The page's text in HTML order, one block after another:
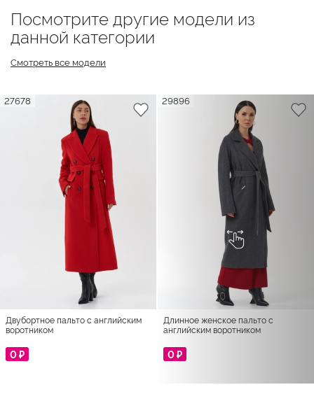
Посмотрите другие модели из
данной категории
Смотреть все модели
27678
Двубортное пальто с английским
воротником
0 ₽
29896
Длинное женское пальто с
английским воротником
0 ₽